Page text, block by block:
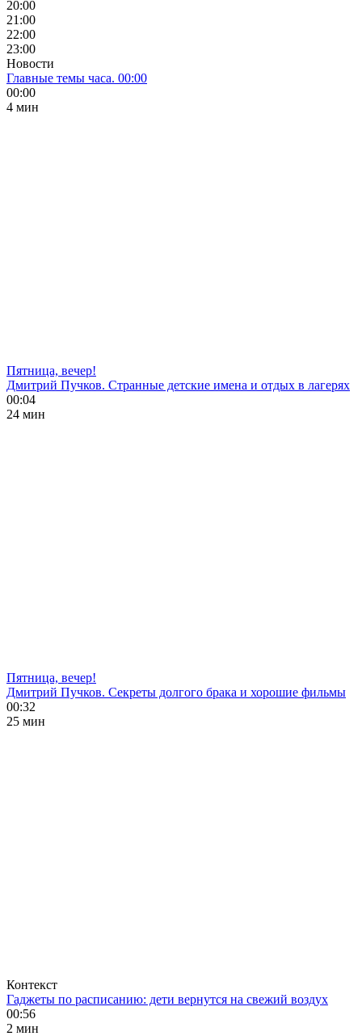
20:00
21:00
22:00
23:00
Новости
Главные темы часа. 00:00
00:00
4 мин
Пятница, вечер!
Дмитрий Пучков. Странные детские имена и отдых в лагерях
00:04
24 мин
Пятница, вечер!
Дмитрий Пучков. Секреты долгого брака и хорошие фильмы
00:32
25 мин
Контекст
Гаджеты по расписанию: дети вернутся на свежий воздух
00:56
2 мин